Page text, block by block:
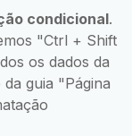
condicional.
"Ctrl + Shift
os dados da
guia "Página